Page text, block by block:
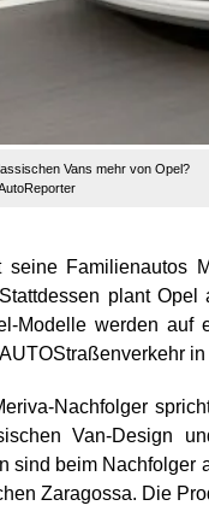
Vans mehr von Opel?
seine Familienautos
plant
Modelle werden auf
Nachfolger
Van-Design
sind beim Nachfolger
Zaragossa. Die